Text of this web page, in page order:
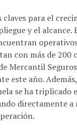
claves para el
y el alcance.
con más de 200
Mercantil
este año.
se ha triplicado
directamente a